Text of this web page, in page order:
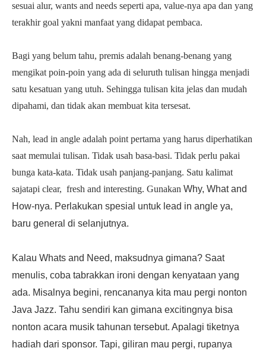
sesuai alur, wants and needs seperti apa, value-nya apa dan yang
terakhir goal yakni manfaat yang didapat pembaca.
Bagi yang belum tahu, premis adalah benang-benang yang
mengikat poin-poin yang ada di seluruth tulisan hingga menjadi
satu kesatuan yang utuh. Sehingga tulisan kita jelas dan mudah
dipahami, dan tidak akan membuat kita tersesat.
Nah, lead in angle adalah point pertama yang harus diperhatikan
saat memulai tulisan. Tidak usah basa-basi. Tidak perlu pakai
bunga kata-kata. Tidak usah panjang-panjang. Satu kalimat
sajatapi clear, fresh and interesting. Gunakan Why, What and
How-nya. Perlakukan spesial untuk lead in angle ya,
baru general di selanjutnya.
Kalau Whats and Need, maksudnya gimana? Saat
menulis, coba tabrakkan ironi dengan kenyataan yang
ada. Misalnya begini, rencananya kita mau pergi nonton
Java Jazz. Tahu sendiri kan gimana excitingnya bisa
nonton acara musik tahunan tersebut. Apalagi tiketnya
hadiah dari sponsor. Tapi, giliran mau pergi, rupanya